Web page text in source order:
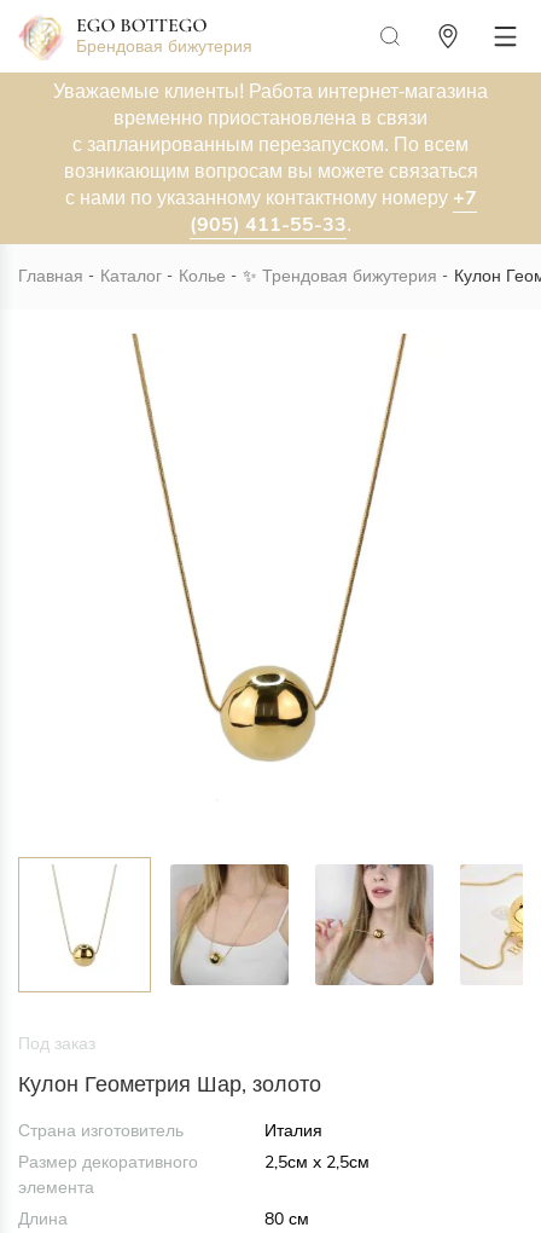
Брендовая бижутерия
Уважаемые клиенты! Работа интернет-магазина
временно приостановлена в связи
с запланированным перезапуском. По всем
возникающим вопросам вы можете связаться
с нами по указанному контактному номеру +7
(905) 411-55-33.
Главная Каталог Колье ✨ Трендовая бижутерия Кулон
Под заказ
Кулон Геометрия Шар, золото
Страна изготовитель
Италия
Размер декоративного
элемента
2,5см x 2,5см
Длина
80 см